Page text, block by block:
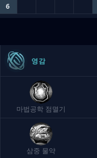
6
영감
마법공학 점멸기
삼중 물약